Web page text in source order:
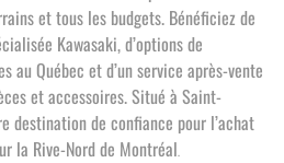
et tous les budgets. Bénéficiez de
Kawasaki, d’options de
au Québec et d’un service après-vente
et accessoires. Situé à Saint-
destination de confiance pour l’achat
la Rive-Nord de Montréal.